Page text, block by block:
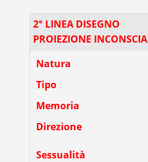
2° LINEA DISEGNO
PROIEZIONE INCONSCIA
Natura
Tipo
Memoria
Direzione
Sessualità